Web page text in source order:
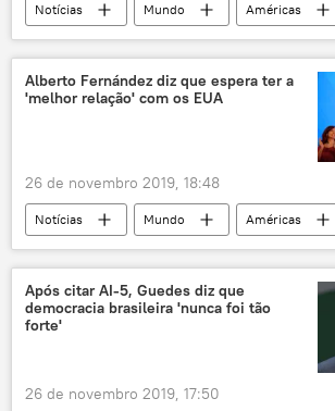
Notícias Mundo
Américas
Bolívia
Evo Morales
golpe
diplomacia
embaixada
EUA
Alberto Fernández diz que espera ter a
'melhor relação' com os EUA
26 de novembro 2019, 18:48
Notícias Mundo
Américas
Alberto Fernández
diplomacia
Mercosul
América do Sul
EUA
Notícias do Brasil
Após citar AI-5, Guedes diz que
democracia brasileira 'nunca foi tão
forte'
26 de novembro 2019, 17:50